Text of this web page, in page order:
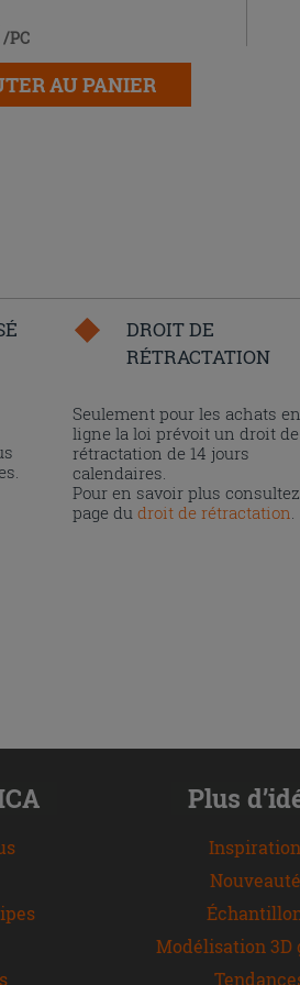
/PC
AU PANIER
DROIT DE
RÉTRACTATION
Seulement pour les achats en
ligne la loi prévoit un droit de
rétractation de 14 jours
calendaires.
Pour en savoir plus
page dudroit de rétractation.
Plus
Modélisation 3D